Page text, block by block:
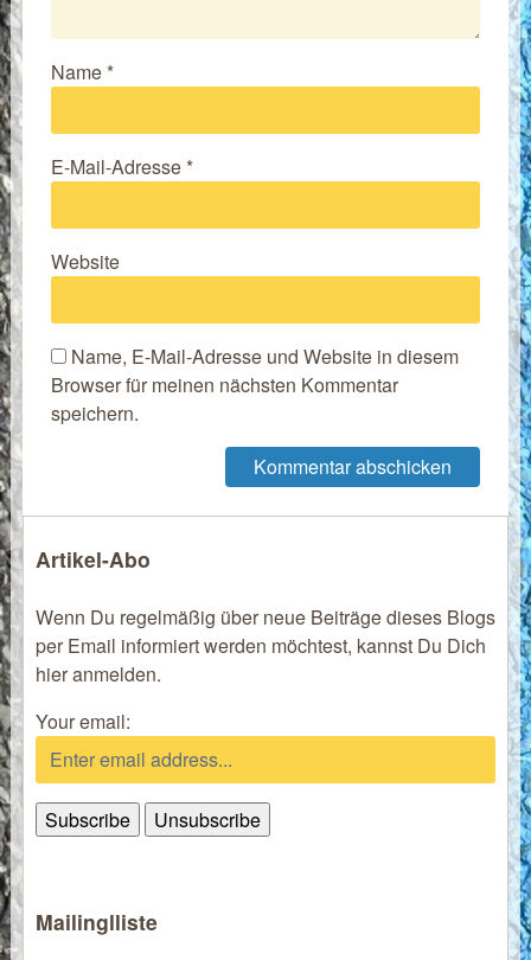
Name*
E-Mail-Adresse*
Website
Name, E-Mail-Adresse und Website in diesem
Browser für meinen nächsten Kommentar
speichern.
Artikel-Abo
Wenn Du regelmäßig über neue Beiträge dieses Blogs
per Email informiert werden möchtest, kannst Du Dich
hier anmelden.
Your email:
Mailinglliste